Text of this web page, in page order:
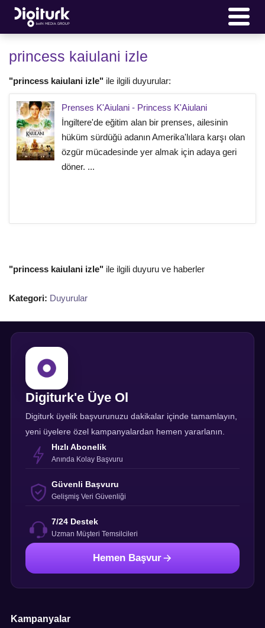
princess kaiulani izle
"princess kaiulani izle" ile ilgili duyurular:
Prenses K'Aiulani - Princess K'Aiulani
İngiltere'de eğitim alan bir prenses, ailesinin
hüküm sürdüğü adanın Amerika'lılara karşı olan
özgür mücadesinde yer almak için adaya geri
döner. ...
"princess kaiulani izle" ile ilgili duyuru ve haberler
Kategori: Duyurular
Digiturk'e Üye Ol
Digiturk üyelik başvurunuzu dakikalar içinde tamamlayın,
yeni üyelere özel kampanyalardan hemen yararlanın.
Hızlı Abonelik
Anında Kolay Başvuru
Güvenli Başvuru
Gelişmiş Veri Güvenliği
7/24 Destek
Uzman Müşteri Temsilcileri
Hemen Başvur
Kampanyalar